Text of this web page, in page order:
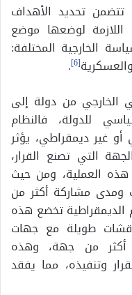
تتضمن تحديد الأهداف
اللازمة لوضعها موضع
الخارجية المختلفة:
[6]
.
الخارجي من دولة إلى
للدولة، فالنظام
غير ديمقراطي، يؤثر
التي تصنع القرار،
العملية، ومن حيث
ومدى مشاركة أكثر من
تخضع هذه
طويلة مع جهات
أكثر من جهة، وهذه
وتنفيذه، مما يفقد